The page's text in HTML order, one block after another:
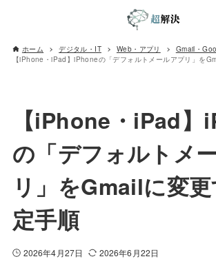
ホーム デジタル・IT Web・アプリ
Gmail・
【iPhone・iPad
の「デフォルトメ
リ」をGmailに変
定手順
2026年4月27日
2026年6月22日